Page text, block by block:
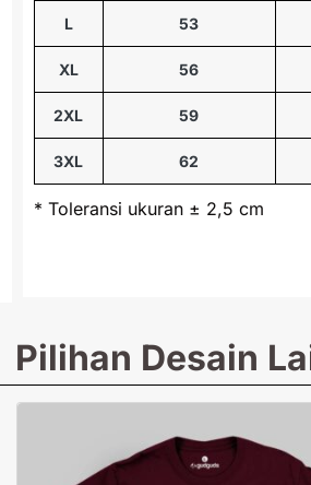
L 53
XL 56
2XL 59
3XL 62
* Toleransi ukuran ± 2,5 cm
Pilihan Desain